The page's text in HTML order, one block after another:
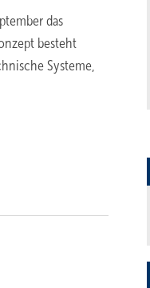
das
besteht
Systeme,